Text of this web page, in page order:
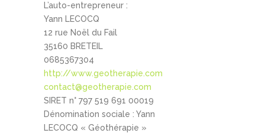
L’auto-entrepreneur :
Yann LECOCQ
12 rue Noël du Fail
35160 BRETEIL
0685367304
http://www.geotherapie.com
contact@geotherapie.com
SIRET n° 797 519 691 00019
Dénomination sociale : Yann
LECOCQ « Géothérapie »